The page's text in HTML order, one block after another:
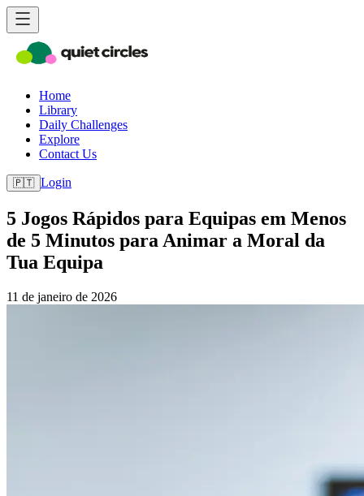
Home
Library
Daily Challenges
Explore
Contact Us
🇵🇹 Login
5 Jogos Rápidos para Equipas em Menos
de 5 Minutos para Animar a Moral da
Tua Equipa
11 de janeiro de 2026